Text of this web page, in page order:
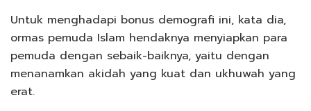
Untuk menghadapi bonus demografi ini, kata dia,
ormas pemuda Islam hendaknya menyiapkan para
pemuda dengan sebaik-baiknya, yaitu dengan
menanamkan akidah yang kuat dan ukhuwah yang
erat.